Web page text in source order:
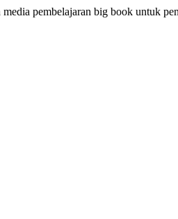
pembelajaran big book untuk